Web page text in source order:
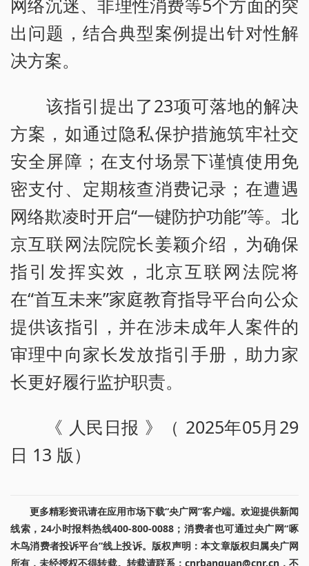
网络沉迷、非理性消费等5个方面的突
出问题，结合典型案例提出针对性解
决方案。
该指引提出了23项可落地的解决
方案，如通过隐私保护措施筑牢社交
安全屏障；在支付场景下谨慎使用免
密支付、定期核查消费记录；在遭遇
网络欺凌时开启“一键防护功能”等。北
京互联网法院院长姜颖介绍，为确保
指引发挥实效，北京互联网法院将
在“首互未来”家庭教育指导平台向公众
提供该指引，并在涉未成年人案件的
审理中向家长发放指引手册，助力家
长更好履行监护职责。
《 人民日报 》（ 2025年05月29
日 13 版）
更多精彩资讯请在应用市场下载“央广网”客户端。欢迎提供新闻
线索，24小时报料热线400-800-0088；消费者也可通过央广网“啄
木鸟消费者投诉平台”线上投诉。版权声明：本文章版权归属央广网
所有，未经授权不得转载。转载请联系：cnrbanquan@cnr.cn，不